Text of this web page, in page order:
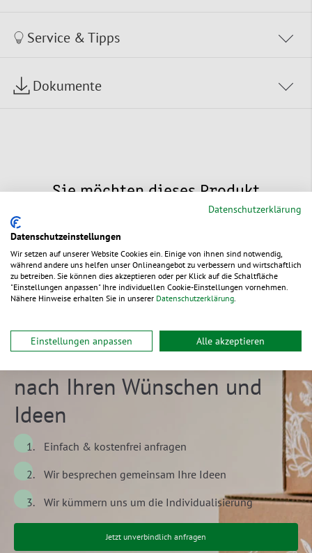
Service & Tipps
Dokumente
Sie möchten dieses Produkt
individualisieren?
Individuelle
Verpackungen
nach Ihren Wünschen und
Ideen
Einfach & kostenfrei anfragen
Wir besprechen gemeinsam Ihre Ideen
Wir kümmern uns um die Individualisierung
Jetzt unverbindlich anfragen
Datenschutzerklärung
Datenschutzeinstellungen
Wir setzen auf unserer Website Cookies ein. Einige von ihnen sind notwendig,
während andere uns helfen unser Onlineangebot zu verbessern und wirtschaftlich
zu betreiben. Sie können dies akzeptieren oder per Klick auf die Schaltfläche
"Einstellungen anpassen" Ihre individuellen Cookie-Einstellungen vornehmen.
Nähere Hinweise erhalten Sie in unserer Datenschutzerklärung
Einstellungen anpassen Alle akzeptieren